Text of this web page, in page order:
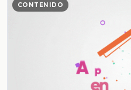
CONTENIDO